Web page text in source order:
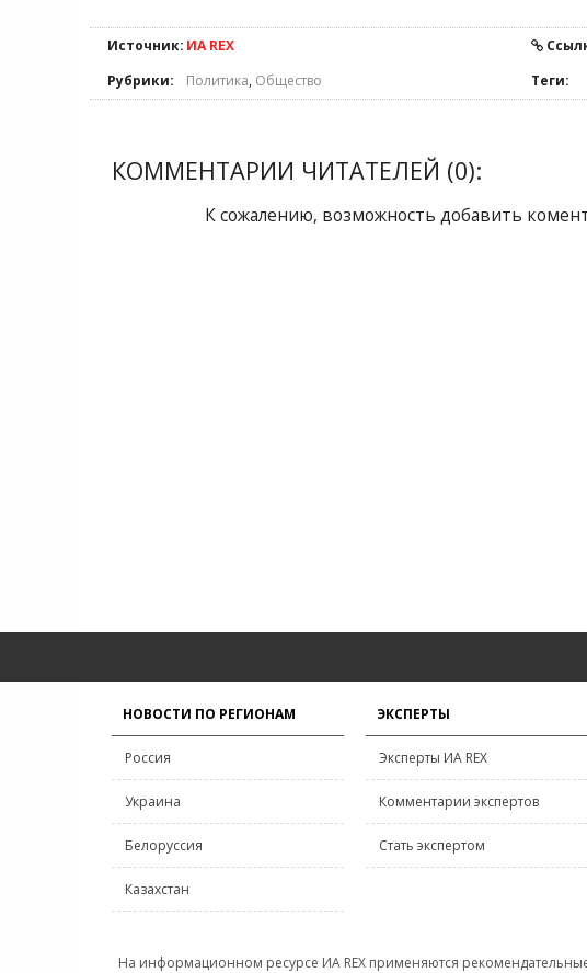
Источник: ИА REX
Рубрики:
Политика, Общество Теги:
КОММЕНТАРИИ ЧИТАТЕЛЕЙ (0):
К сожалению, возможность добавить
НОВОСТИ ПО РЕГИОНАМ
Россия
Украина
Белоруссия
Казахстан
ЭКСПЕРТЫ
Эксперты ИА REX
Комментарии экспертов
Стать экспертом
На информационном ресурсе ИА REX применяются